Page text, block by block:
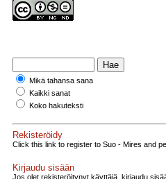
Mikä tahansa sana
Kaikki sanat
Koko hakuteksti
Rekisteröidy
Click this link to register to Suo - Mires and
Kirjaudu sisään
Jos olet rekisteröitynyt käyttäjä, kirjaudu